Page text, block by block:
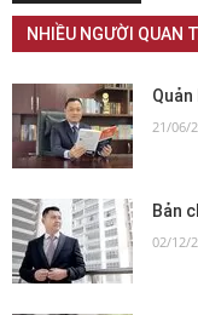
NHIỀU NGƯỜI QUAN
21/06/
Bản
02/12/